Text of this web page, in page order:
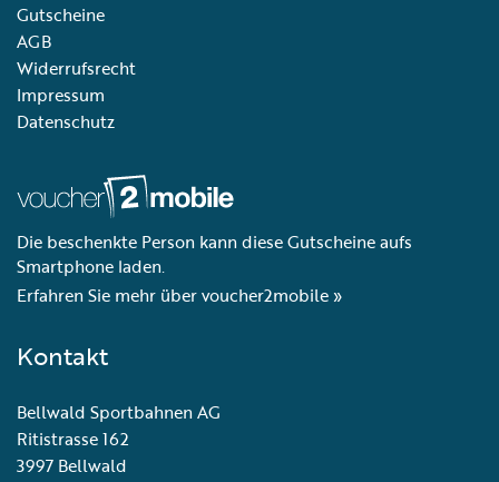
Gutscheine
AGB
Widerrufsrecht
Impressum
Datenschutz
Die beschenkte Person kann diese Gutscheine aufs
Smartphone laden.
Erfahren Sie mehr über voucher2mobile »
Kontakt
Bellwald Sportbahnen AG
Ritistrasse 162
3997 Bellwald